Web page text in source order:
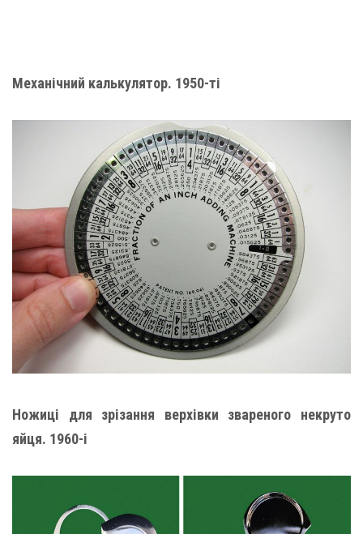
Механічний калькулятор. 1950-ті
Ножиці для зрізання верхівки звареного некруто
яйця. 1960-і